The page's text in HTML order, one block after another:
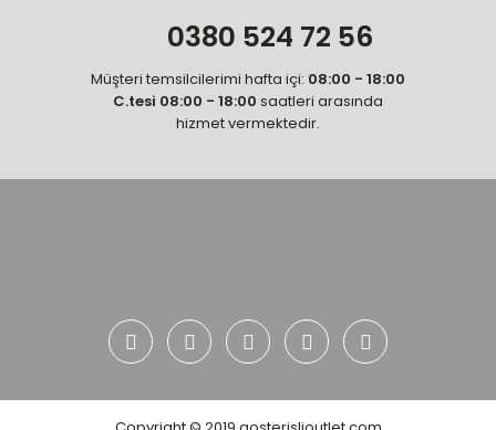
0380 524 72 56
Müşteri temsilcilerimi hafta içi: 08:00 - 18:00
C.tesi 08:00 - 18:00 saatleri arasında
hizmet vermektedir.